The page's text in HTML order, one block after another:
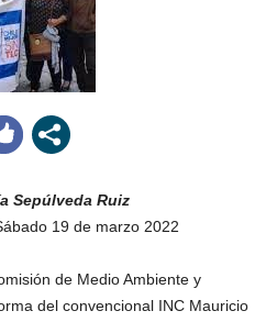
Sepúlveda Ruiz
19 de marzo 2022
de Medio Ambiente y
del convencional INC Mauricio